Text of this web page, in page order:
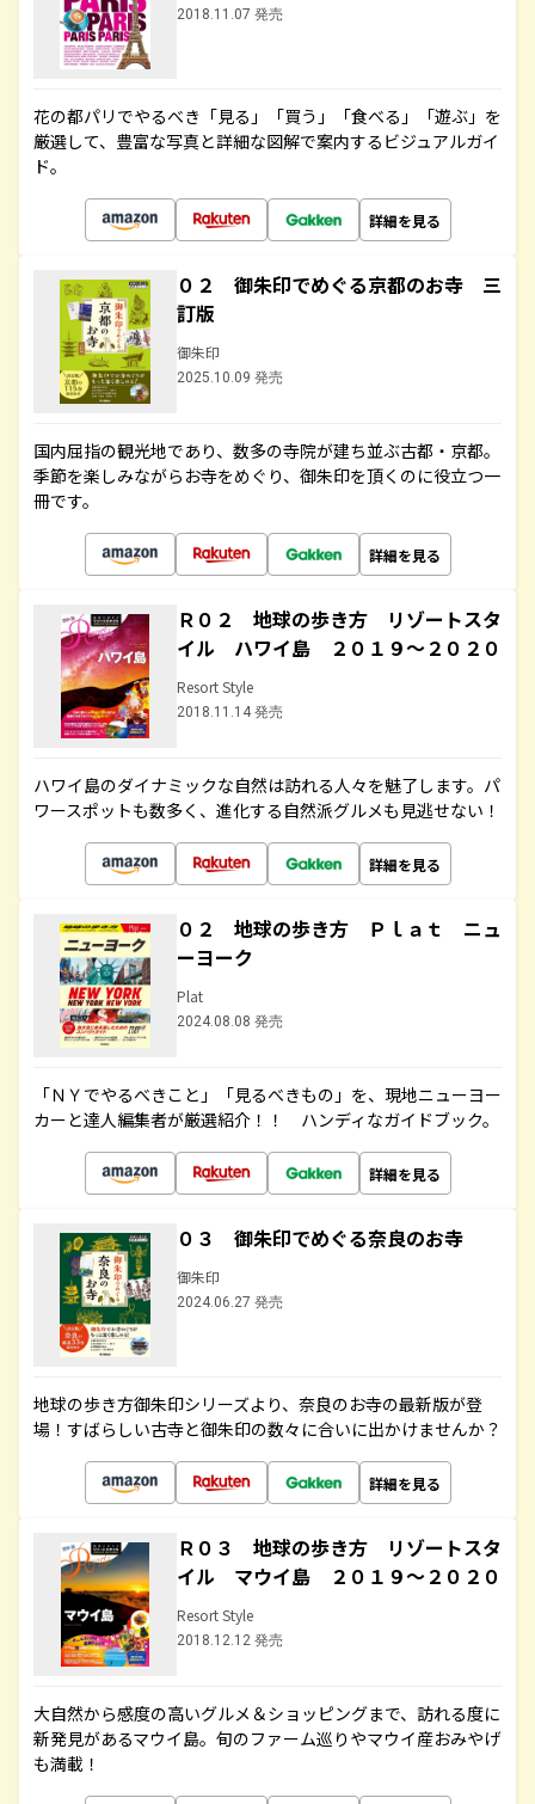
2018.11.07 発売
花の都パリでやるべき「見る」「買う」「食べる」「遊ぶ」を
厳選して、豊富な写真と詳細な図解で案内するビジュアルガイ
ド。
詳細を見る
０２ 御朱印でめぐる京都のお寺 三
訂版
御朱印
2025.10.09 発売
国内屈指の観光地であり、数多の寺院が建ち並ぶ古都・京都。
季節を楽しみながらお寺をめぐり、御朱印を頂くのに役立つ一
冊です。
詳細を見る
Ｒ０２ 地球の歩き方 リゾートスタ
イル ハワイ島 ２０１９～２０２０
Resort Style
2018.11.14 発売
ハワイ島のダイナミックな自然は訪れる人々を魅了します。パ
ワースポットも数多く、進化する自然派グルメも見逃せない！
詳細を見る
０２ 地球の歩き方 Ｐｌａｔ ニュ
ーヨーク
Plat
2024.08.08 発売
「ＮＹでやるべきこと」「見るべきもの」を、現地ニューヨー
カーと達人編集者が厳選紹介！！ ハンディなガイドブック。
詳細を見る
０３ 御朱印でめぐる奈良のお寺
御朱印
2024.06.27 発売
地球の歩き方御朱印シリーズより、奈良のお寺の最新版が登
場！すばらしい古寺と御朱印の数々に合いに出かけませんか？
詳細を見る
Ｒ０３ 地球の歩き方 リゾートスタ
イル マウイ島 ２０１９～２０２０
Resort Style
2018.12.12 発売
大自然から感度の高いグルメ＆ショッピングまで、訪れる度に
新発見があるマウイ島。旬のファーム巡りやマウイ産おみやげ
も満載！